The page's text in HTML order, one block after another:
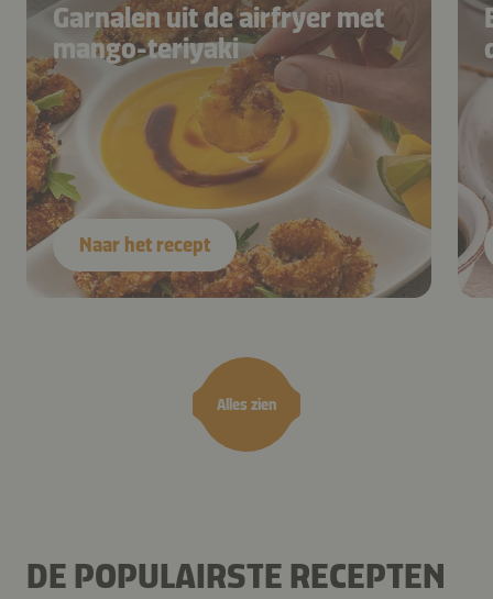
Alles zien
Garnalen uit de airfryer met
mango-teriyaki
Naar het recept
DE POPULAIRSTE RECEPTEN